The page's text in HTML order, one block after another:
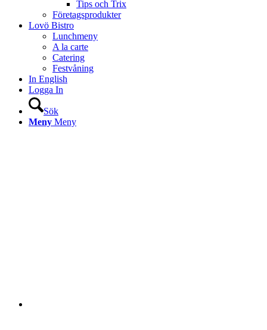
Tips och Trix
Företagsprodukter
Lovö Bistro
Lunchmeny
A la carte
Catering
Festvåning
In English
Logga In
Sök
Meny Meny